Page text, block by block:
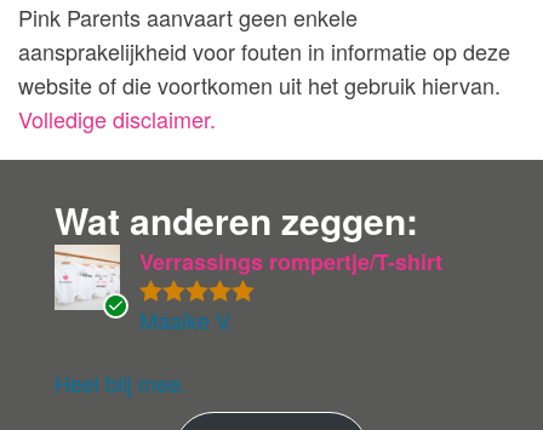
Pink Parents aanvaart geen enkele
aansprakelijkheid voor fouten in informatie op deze
website of die voortkomen uit het gebruik hiervan.
Volledige disclaimer.
Wat anderen zeggen:
eri
Gewaardeer
Verrassings rompertje/T-shirt
Maaike V.
Heel blij mee.